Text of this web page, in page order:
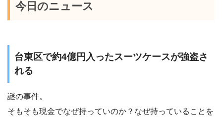
今日のニュース
台東区で約4億円入ったスーツケースが強盗さ
れる
謎の事件。
そもそも現金でなぜ持っていのか？なぜ持っていることを